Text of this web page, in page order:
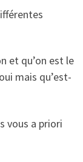
et qu’on est le
mais qu’est-
vous a priori